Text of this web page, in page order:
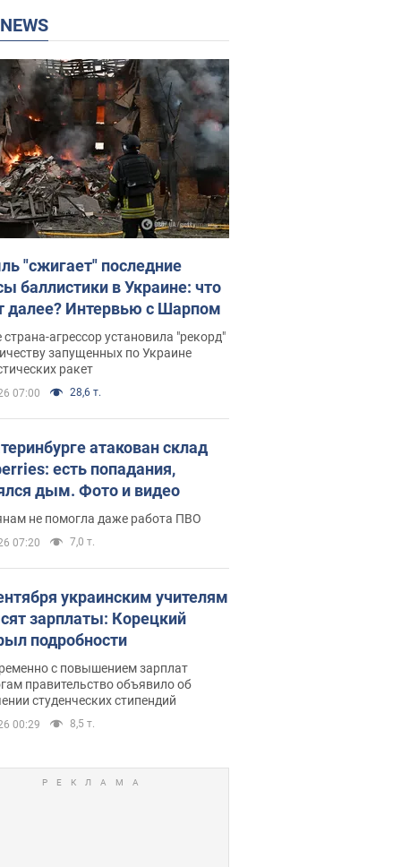
NEWS
"сжигает" последние
баллистики в Украине: что
далее? Интервью с Шарпом
агрессор установила "рекорд"
запущенных по Украине
ракет
07:00 28,6 т.
атакован склад
есть попадания,
дым. Фото и видео
не помогла даже работа ПВО
07:20 7,0 т.
украинским учителям
зарплаты: Корецкий
подробности
с повышением зарплат
правительство объявило об
студенческих стипендий
00:29 8,5 т.